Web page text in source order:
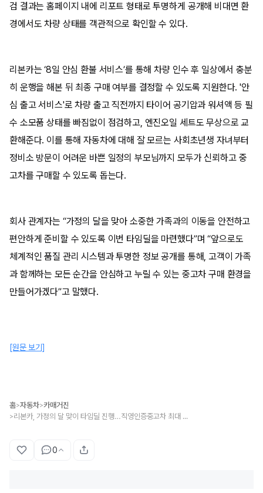
검 결과는 홈페이지 내에 리포트 형태로 투명하게 공개해 비대면 환
경에서도 차량 상태를 객관적으로 확인할 수 있다.
리본카는 ‘8일 안심 환불 서비스’를 통해 차량 인수 후 일상에서 충분
히 운행을 해본 뒤 최종 구매 여부를 결정할 수 있도록 지원한다. '안
심 출고 서비스'로 차량 출고 직전까지 타이어 공기압과 워셔액 등 필
수 소모품 상태를 빠짐없이 점검하고, 엔진오일 세트도 무상으로 교
환해준다. 이를 통해 자동차에 대해 잘 모르는 사회초년생 자녀부터
정비소 방문이 어려운 바쁜 일정의 부모님까지 모두가 신뢰하고 중
고차를 구매할 수 있도록 돕는다.
회사 관계자는 “가정의 달을 맞아 소중한 가족과의 이동을 안전하고
편안하게 준비할 수 있도록 이번 타임딜을 마련했다”며 “앞으로도
체계적인 품질 관리 시스템과 투명한 정보 공개를 통해, 고객이 가족
과 함께하는 모든 순간을 안심하고 누릴 수 있는 중고차 구매 환경을
만들어가겠다”고 말했다.
[원문 보기]
홈>자동차>카매거진
> 리본카, 가정의 달 맞이 타임딜 진행…직영인증중고차 최대 340만원 할인
0